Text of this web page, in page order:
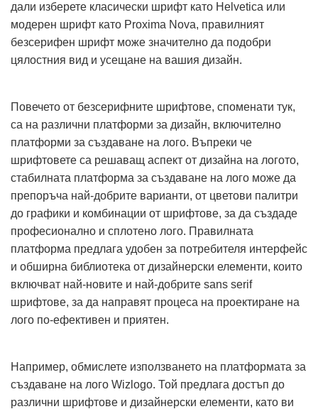
дали изберете класически шрифт като Helvetica или
модерен шрифт като Proxima Nova, правилният
безсерифен шрифт може значително да подобри
цялостния вид и усещане на вашия дизайн.
Повечето от безсерифните шрифтове, споменати тук,
са на различни платформи за дизайн, включително
платформи за създаване на лого. Въпреки че
шрифтовете са решаващ аспект от дизайна на логото,
стабилната платформа за създаване на лого може да
препоръча най-добрите варианти, от цветови палитри
до графики и комбинации от шрифтове, за да създаде
професионално и сплотено лого. Правилната
платформа предлага удобен за потребителя интерфейс
и обширна библиотека от дизайнерски елементи, които
включват най-новите и най-добрите sans serif
шрифтове, за да направят процеса на проектиране на
лого по-ефективен и приятен.
Например, обмислете използването на платформата за
създаване на лого Wizlogo. Той предлага достъп до
различни шрифтове и дизайнерски елементи, като ви